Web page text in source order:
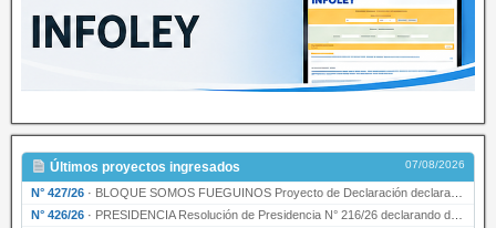
Últimos proyectos ingresados 07/08/2026
N° 427/26 · BLOQUE SOMOS FUEGUINOS Proyecto de Declaración declarando de interés provincial PRESIDENCI…
N° 426/26 · PRESIDENCIA Resolución de Presidencia N° 216/26 declarando de interés provincial la labor …